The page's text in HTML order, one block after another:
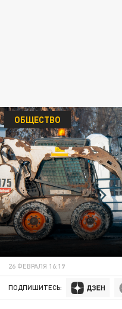
ОБЩЕСТВО
26 ФЕВРАЛЯ 16:19
ПОДПИШИТЕСЬ: